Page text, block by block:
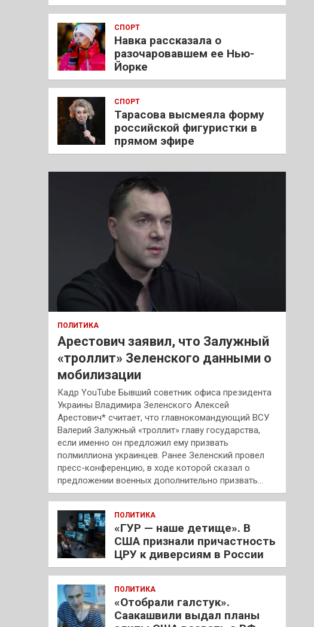
СПОРТ
Навка рассказала о
разочаровавшем ее Нью-
Йорке
СПОРТ
Тарасова высмеяла форму
российской фигуристки в
прямом эфире
ПОЛИТИКА
Арестович заявил, что Залужный
«троллит» Зеленского данными о
мобилизации
Кадр YouTube Бывший советник офиса президента
Украины Владимира Зеленского Алексей
Арестович* считает, что главнокомандующий ВСУ
Валерий Залужный «троллит» главу государства,
если именно он предложил ему призвать
полмиллиона украинцев. Ранее Зеленский провел
пресс-конференцию, в ходе которой сказал о
предложении военных дополнительно призвать…
ПОЛИТИКА
«ГУР — наше детище». В
США признали причастность
ЦРУ к диверсиям в России
ПОЛИТИКА
«Отобрали галстук».
Саакашвили выдал планы